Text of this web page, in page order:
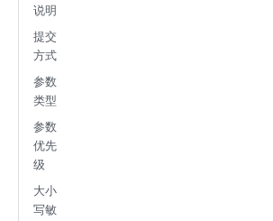
说明
提交
方式
参数
类型
参数
优先
级
大小
写敏